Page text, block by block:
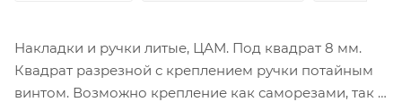
Накладки и ручки литые, ЦАМ. Под квадрат 8 мм.
Квадрат разрезной с креплением ручки потайным
винтом. Возможно крепление как саморезами, так и